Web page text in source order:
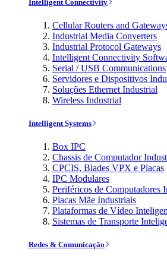
Intelligent Connectivity
Cellular Routers and
Industrial Media Converters
Industrial Protocol Gateways
Intelligent Connectivity
Serial / USB Communications
Servidores e Dispositivos
Soluções Ethernet Industrial
Wireless Industrial
Intelligent Systems
Box IPC
Chassis de Computador
CPCIS, Blades VPX e Placas
IPC Modulares
Periféricos de Computadores
Placas Mãe Industriais
Plataformas de Vídeo
Sistemas de Transporte
Redes & Comunicação